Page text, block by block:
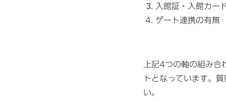
入館証・入館カー
ゲート連携の有無
上記4つの軸の組み
トとなっています。
い。